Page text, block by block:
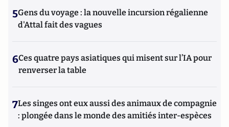
5Gens du voyage : la nouvelle incursion régalienne
d'Attal fait des vagues
6Ces quatre pays asiatiques qui misent sur l’IA pour
renverser la table
7Les singes ont eux aussi des animaux de compagnie
: plongée dans le monde des amitiés inter-espèces